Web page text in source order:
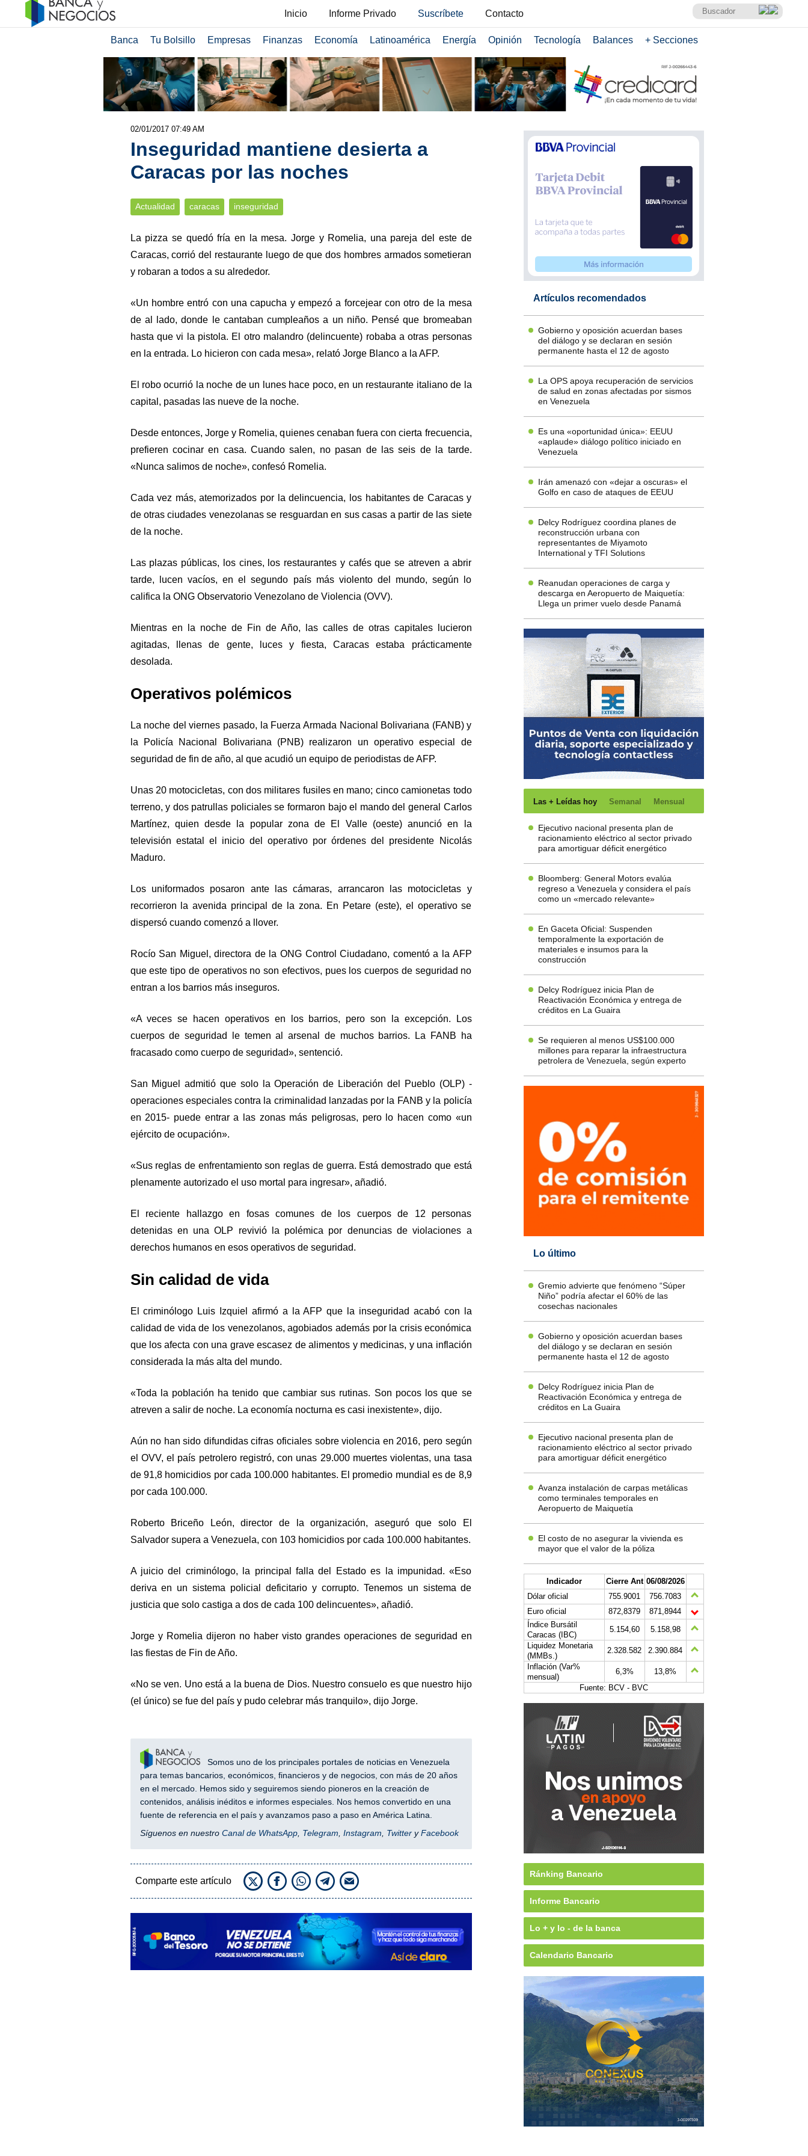
Inicio Informe Privado Suscríbete Contacto
Banca Tu Bolsillo Empresas Finanzas Economía Latinoamérica Energía Opinión Tecnología Balances + Secciones
02/01/2017 07:49 AM
Inseguridad mantiene desierta a
Caracas por las noches
Actualidad caracas inseguridad
La pizza se quedó fría en la mesa. Jorge y Romelia, una pareja del este de
Caracas, corrió del restaurante luego de que dos hombres armados sometieran
y robaran a todos a su alrededor.
«Un hombre entró con una capucha y empezó a forcejear con otro de la mesa
de al lado, donde le cantaban cumpleaños a un niño. Pensé que bromeaban
hasta que vi la pistola. El otro malandro (delincuente) robaba a otras personas
en la entrada. Lo hicieron con cada mesa», relató Jorge Blanco a la AFP.
El robo ocurrió la noche de un lunes hace poco, en un restaurante italiano de la
capital, pasadas las nueve de la noche.
Desde entonces, Jorge y Romelia, quienes cenaban fuera con cierta frecuencia,
prefieren cocinar en casa. Cuando salen, no pasan de las seis de la tarde.
«Nunca salimos de noche», confesó Romelia.
Cada vez más, atemorizados por la delincuencia, los habitantes de Caracas y
de otras ciudades venezolanas se resguardan en sus casas a partir de las siete
de la noche.
Las plazas públicas, los cines, los restaurantes y cafés que se atreven a abrir
tarde, lucen vacíos, en el segundo país más violento del mundo, según lo
califica la ONG Observatorio Venezolano de Violencia (OVV).
Mientras en la noche de Fin de Año, las calles de otras capitales lucieron
agitadas, llenas de gente, luces y fiesta, Caracas estaba prácticamente
desolada.
Operativos polémicos
La noche del viernes pasado, la Fuerza Armada Nacional Bolivariana (FANB) y
la Policía Nacional Bolivariana (PNB) realizaron un operativo especial de
seguridad de fin de año, al que acudió un equipo de periodistas de AFP.
Unas 20 motocicletas, con dos militares fusiles en mano; cinco camionetas todo
terreno, y dos patrullas policiales se formaron bajo el mando del general Carlos
Martínez, quien desde la popular zona de El Valle (oeste) anunció en la
televisión estatal el inicio del operativo por órdenes del presidente Nicolás
Maduro.
Los uniformados posaron ante las cámaras, arrancaron las motocicletas y
recorrieron la avenida principal de la zona. En Petare (este), el operativo se
dispersó cuando comenzó a llover.
Rocío San Miguel, directora de la ONG Control Ciudadano, comentó a la AFP
que este tipo de operativos no son efectivos, pues los cuerpos de seguridad no
entran a los barrios más inseguros.
«A veces se hacen operativos en los barrios, pero son la excepción. Los
cuerpos de seguridad le temen al arsenal de muchos barrios. La FANB ha
fracasado como cuerpo de seguridad», sentenció.
San Miguel admitió que solo la Operación de Liberación del Pueblo (OLP) -
operaciones especiales contra la criminalidad lanzadas por la FANB y la policía
en 2015- puede entrar a las zonas más peligrosas, pero lo hacen como «un
ejército de ocupación».
«Sus reglas de enfrentamiento son reglas de guerra. Está demostrado que está
plenamente autorizado el uso mortal para ingresar», añadió.
El reciente hallazgo en fosas comunes de los cuerpos de 12 personas
detenidas en una OLP revivió la polémica por denuncias de violaciones a
derechos humanos en esos operativos de seguridad.
Sin calidad de vida
El criminólogo Luis Izquiel afirmó a la AFP que la inseguridad acabó con la
calidad de vida de los venezolanos, agobiados además por la crisis económica
que los afecta con una grave escasez de alimentos y medicinas, y una inflación
considerada la más alta del mundo.
«Toda la población ha tenido que cambiar sus rutinas. Son pocos los que se
atreven a salir de noche. La economía nocturna es casi inexistente», dijo.
Aún no han sido difundidas cifras oficiales sobre violencia en 2016, pero según
el OVV, el país petrolero registró, con unas 29.000 muertes violentas, una tasa
de 91,8 homicidios por cada 100.000 habitantes. El promedio mundial es de 8,9
por cada 100.000.
Roberto Briceño León, director de la organización, aseguró que solo El
Salvador supera a Venezuela, con 103 homicidios por cada 100.000 habitantes.
A juicio del criminólogo, la principal falla del Estado es la impunidad. «Eso
deriva en un sistema policial deficitario y corrupto. Tenemos un sistema de
justicia que solo castiga a dos de cada 100 delincuentes», añadió.
Jorge y Romelia dijeron no haber visto grandes operaciones de seguridad en
las fiestas de Fin de Año.
«No se ven. Uno está a la buena de Dios. Nuestro consuelo es que nuestro hijo
(el único) se fue del país y pudo celebrar más tranquilo», dijo Jorge.
Somos uno de los principales portales de noticias en Venezuela
para temas bancarios, económicos, financieros y de negocios, con más de 20 años
en el mercado. Hemos sido y seguiremos siendo pioneros en la creación de
contenidos, análisis inéditos e informes especiales. Nos hemos convertido en una
fuente de referencia en el país y avanzamos paso a paso en América Latina.
Síguenos en nuestro Canal de WhatsApp, Telegram Instagram TwitteryFacebook
Comparte este artículo
Artículos recomendados
Gobierno y oposición acuerdan bases
del diálogo y se declaran en sesión
permanente hasta el 12 de agosto
La OPS apoya recuperación de servicios
de salud en zonas afectadas por sismos
en Venezuela
Es una «oportunidad única»: EEUU
«aplaude» diálogo político iniciado en
Venezuela
Irán amenazó con «dejar a oscuras» el
Golfo en caso de ataques de EEUU
Delcy Rodríguez coordina planes de
reconstrucción urbana con
representantes de Miyamoto
International y TFI Solutions
Reanudan operaciones de carga y
descarga en Aeropuerto de Maiquetía:
Llega un primer vuelo desde Panamá
Las + Leídas hoy Semanal Mensual
Ejecutivo nacional presenta plan de
racionamiento eléctrico al sector privado
para amortiguar déficit energético
Bloomberg: General Motors evalúa
regreso a Venezuela y considera el país
como un «mercado relevante»
En Gaceta Oficial: Suspenden
temporalmente la exportación de
materiales e insumos para la
construcción
Delcy Rodríguez inicia Plan de
Reactivación Económica y entrega de
créditos en La Guaira
Se requieren al menos US$100.000
millones para reparar la infraestructura
petrolera de Venezuela, según experto
Lo último
Gremio advierte que fenómeno “Súper
Niño” podría afectar el 60% de las
cosechas nacionales
Gobierno y oposición acuerdan bases
del diálogo y se declaran en sesión
permanente hasta el 12 de agosto
Delcy Rodríguez inicia Plan de
Reactivación Económica y entrega de
créditos en La Guaira
Ejecutivo nacional presenta plan de
racionamiento eléctrico al sector privado
para amortiguar déficit energético
Avanza instalación de carpas metálicas
como terminales temporales en
Aeropuerto de Maiquetía
El costo de no asegurar la vivienda es
mayor que el valor de la póliza
Indicador Cierre Ant 06/08/2026
Dólar oficial
755.9001
756.7083
Euro oficial
872,8379
871,8944
Índice Bursátil
Caracas (IBC)
5.154,60
5.158,98
Liquidez Monetaria
(MMBs.)
2.328.582
2.390.884
Inflación (Var%
mensual)
6,3%
13,8%
Fuente: BCV - BVC
Ránking Bancario
Informe Bancario
Lo + y lo - de la banca
Calendario Bancario